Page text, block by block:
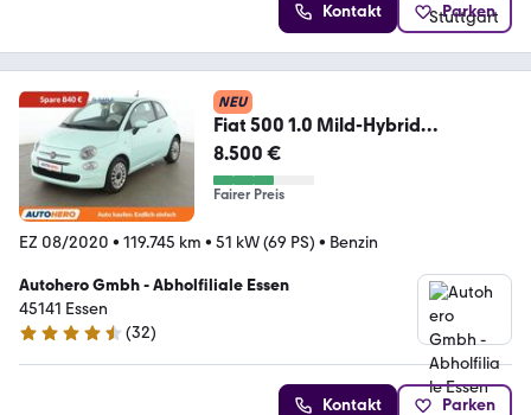
Kontakt Parken
NEU
Fiat 500 1.0 Mild-Hybrid
Lounge*TEMPO*PDC*KLIMA*
8.500 €
Fairer Preis
EZ 08/2020 • 119.745 km • 51 kW (69 PS) • Benzin
Autohero Gmbh - Abholfiliale Essen
45141 Essen
4.7 Sterne
(32)
Kontakt Parken